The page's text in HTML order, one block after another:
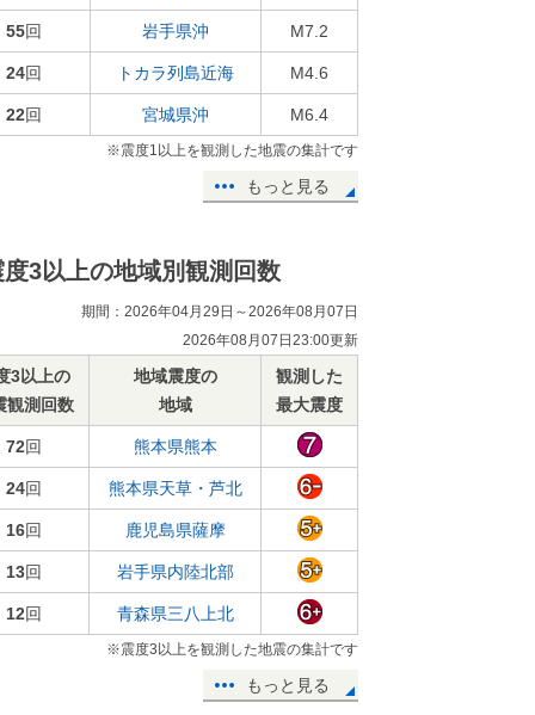
55回 岩手県沖 M7.2
24回 トカラ列島近海 M4.6
22回 宮城県沖 M6.4
※震度1以上を観測した地震の集計です
もっと見る
度3以上の地域別観測回数
期間：2026年04月29日～2026年08月07日
2026年08月07日23:00更新
3以上の
観測回数
地域震度の
地域
観測した
最大震度
72回 熊本県熊本
24回 熊本県天草・芦北
16回 鹿児島県薩摩
13回 岩手県内陸北部
12回 青森県三八上北
※震度3以上を観測した地震の集計です
もっと見る